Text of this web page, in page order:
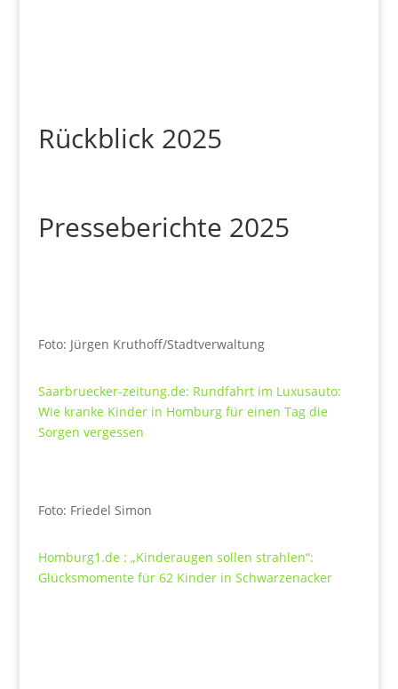
Rückblick 2025
Presseberichte 2025
Foto: Jürgen Kruthoff/Stadtverwaltung
Saarbruecker-zeitung.de: Rundfahrt im Luxusauto:
Wie kranke Kinder in Homburg für einen Tag die
Sorgen vergessen
Foto: Friedel Simon
Homburg1.de : „Kinderaugen sollen strahlen“:
Glücksmomente für 62 Kinder in Schwarzenacker